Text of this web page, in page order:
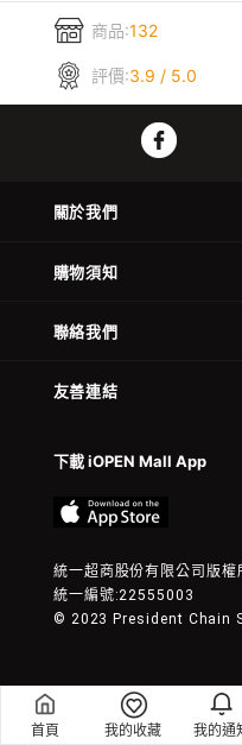
首頁 我的收藏 我的通
商品:132
評價:3.9 / 5.0
關於我們
購物須知
聯絡我們
友善連結
下載 iOPEN Mall App
統一超商股份有限公司版權
統一編號:22555003
© 2023 President Chain